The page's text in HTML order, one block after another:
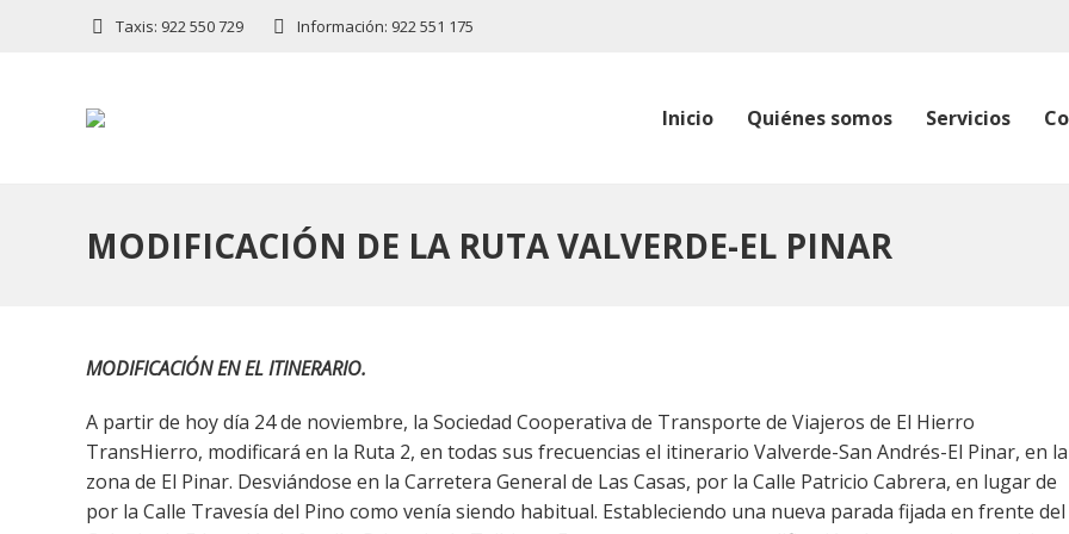
Taxis: 922 550 729 Información: 922 551 175
Inicio Quiénes somos Servicios
MODIFICACIÓN DE LA RUTA VALVERDE-EL PINAR
MODIFICACIÓN EN EL ITINERARIO.
A partir de hoy día 24 de noviembre, la Sociedad Cooperativa de Transporte de Viajeros de El Hierro
TransHierro, modificará en la Ruta 2, en todas sus frecuencias el itinerario Valverde-San Andrés-El Pinar, en la
zona de El Pinar. Desviándose en la Carretera General de Las Casas, por la Calle Patricio Cabrera, en lugar de
por la Calle Travesía del Pino como venía siendo habitual. Estableciendo una nueva parada fijada en frente del